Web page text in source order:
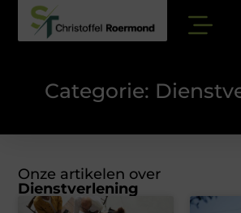
Categorie:
Onze artikelen over
Dienstverlening